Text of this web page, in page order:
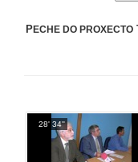
PECHE DO PROXECTO
28' 34''